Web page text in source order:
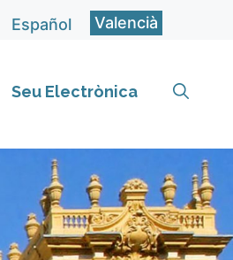
Español Valencià
Seu Electrònica